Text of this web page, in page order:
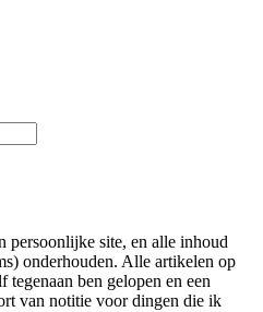
persoonlijke site, en alle inhoud
onderhouden. Alle artikelen op
ben gelopen en een
van notitie voor dingen die ik